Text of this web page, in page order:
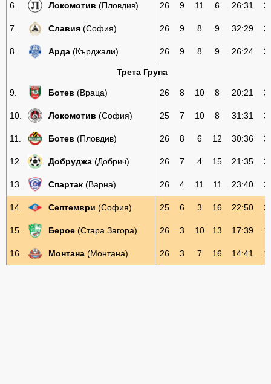
6. Локомотив (Пловдив) 26 9 11 6 26:31
7. Славия (София) 26 9 8 9 32:29
8. Арда (Кърджали) 26 9 8 9 26:24
Трета Група
9. Ботев (Враца) 26 8 10 8 20:21
10. Локомотив (София) 25 7 10 8 31:31
11. Ботев (Пловдив) 26 8 6 12 30:36
12. Добруджа (Добрич) 26 7 4 15 21:35
13. Спартак (Варна) 26 4 11 11 23:40
14. Септември (София) 25 6 3 16 22:50
15. Берое (Стара Загора) 26 3 10 13 17:39
16. Монтана (Монтана) 26 3 7 16 14:41